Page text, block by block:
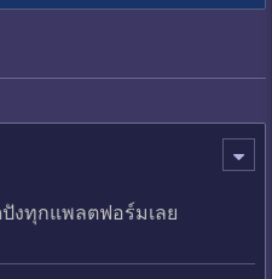
ปังทุกแพลตฟอร์มเลย